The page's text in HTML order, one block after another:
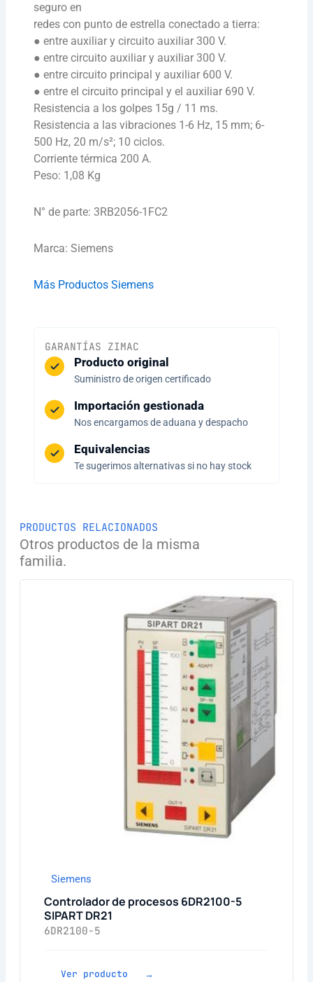
seguro en
redes con punto de estrella conectado a tierra:
● entre auxiliar y circuito auxiliar 300 V.
● entre circuito auxiliar y auxiliar 300 V.
● entre circuito principal y auxiliar 600 V.
● entre el circuito principal y el auxiliar 690 V.
Resistencia a los golpes 15g / 11 ms.
Resistencia a las vibraciones 1-6 Hz, 15 mm; 6-
500 Hz, 20 m/s²; 10 ciclos.
Corriente térmica 200 A.
Peso: 1,08 Kg
N° de parte: 3RB2056-1FC2
Marca: Siemens
Más Productos Siemens
GARANTÍAS ZIMAC
Producto original
Suministro de origen certificado
Importación gestionada
Nos encargamos de aduana y despacho
Equivalencias
Te sugerimos alternativas si no hay stock
PRODUCTOS RELACIONADOS
Otros productos de la misma
familia.
Siemens
Controlador de procesos 6DR2100-5
SIPART DR21
6DR2100-5
Ver producto →